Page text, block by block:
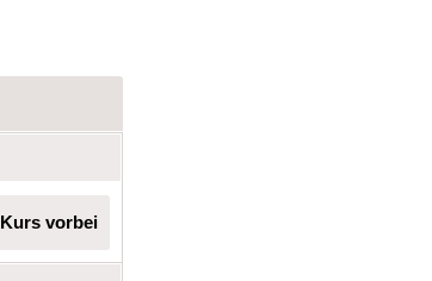
Kurs vorbei